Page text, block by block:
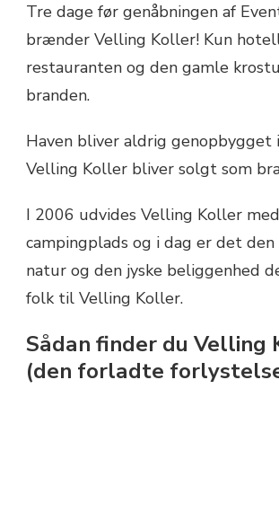
Tre dage før genåbningen af
brænder Velling Koller! Kun
restauranten og den gamle
branden.
Haven bliver aldrig genopbygget
Velling Koller bliver solgt som
I 2006 udvides Velling Koller med
campingplads og i dag er det den
natur og den jyske beliggenhed
folk til Velling Koller.
Sådan finder du Velling
(den forladte